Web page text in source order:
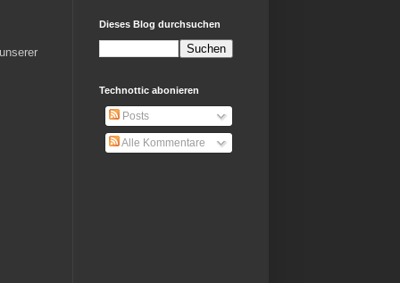
Dieses Blog durchsuchen
Technottic abonieren
Posts
Alle Kommentare